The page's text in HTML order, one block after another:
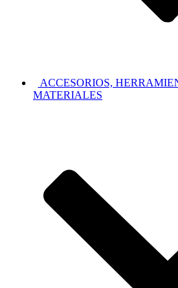
ACCESORIOS,
MATERIALES